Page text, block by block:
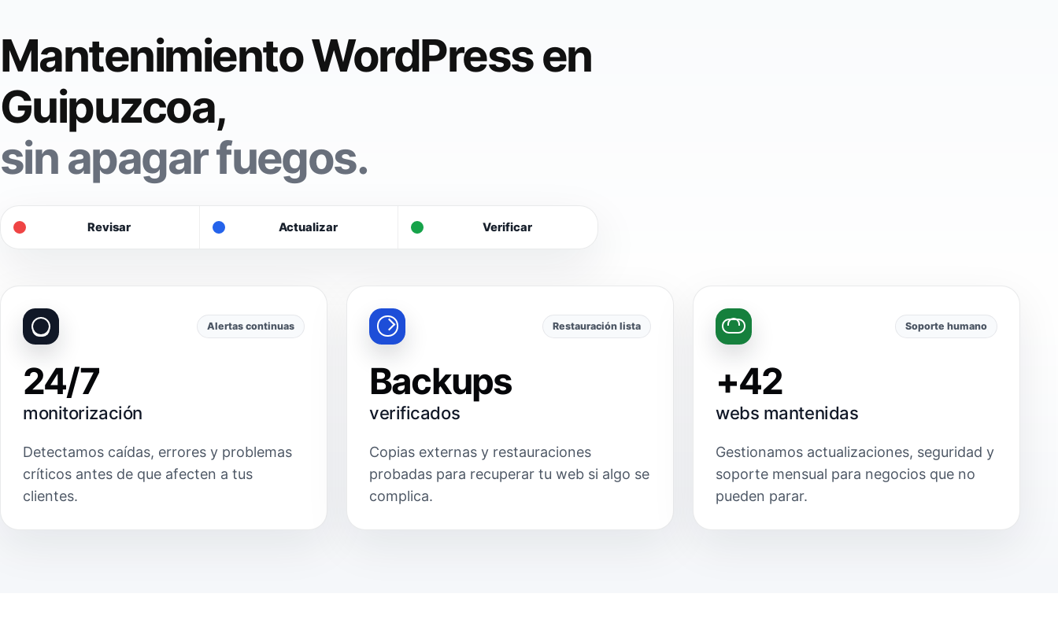
Mantenimiento WordPress en
Guipuzcoa,
sin apagar fuegos.
Revisar Actualizar Verificar
Alertas continuas
24/7
monitorización
Detectamos caídas, errores y problemas
críticos antes de que afecten a tus
clientes.
Restauración lista
Backups
verificados
Copias externas y restauraciones
probadas para recuperar tu web si algo se
complica.
Soporte humano
+42
webs mantenidas
Gestionamos actualizaciones, seguridad y
soporte mensual para negocios que no
pueden parar.